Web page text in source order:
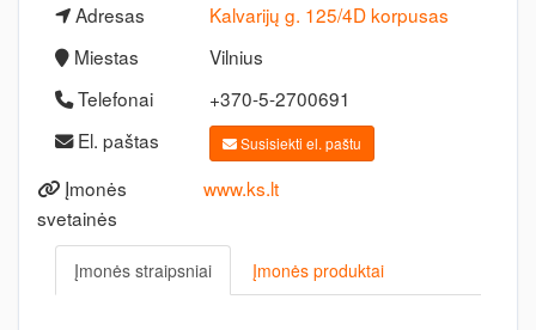
Adresas
Kalvarijų g. 125/4D korpusas
Miestas
Vilnius
Telefonai
+370-5-2700691
El. paštas
Susisiekti el. paštu
Įmonės
svetainės
www.ks.lt
Įmonės straipsniai Įmonės produktai